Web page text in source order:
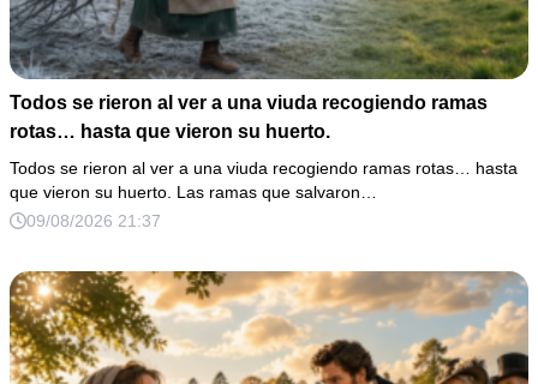
Todos se rieron al ver a una viuda recogiendo ramas
rotas… hasta que vieron su huerto.
Todos se rieron al ver a una viuda recogiendo ramas rotas… hasta
que vieron su huerto. Las ramas que salvaron…
09/08/2026 21:37